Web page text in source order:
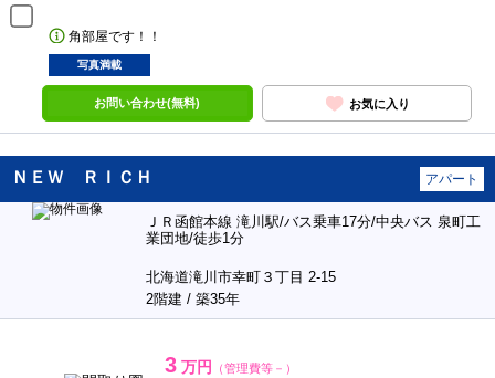
角部屋です！！
写真満載
お問い合わせ(無料) お気に入り
ＮＥＷ ＲＩＣＨ アパート
ＪＲ函館本線 滝川駅/バス乗車17分/中央バス 泉町工
業団地/徒歩1分
北海道滝川市幸町３丁目 2-15
2階建 / 築35年
3 万円 （管理費等－）